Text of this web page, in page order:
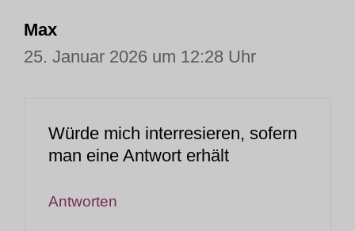
Max
25. Januar 2026 um 12:28 Uhr
Würde mich interresieren, sofern
man eine Antwort erhält
Antworten